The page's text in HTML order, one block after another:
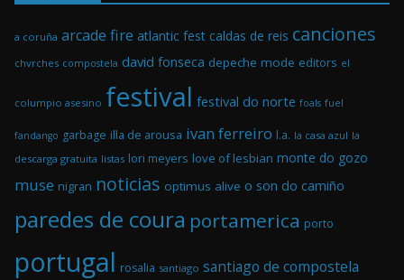
a coruña arcade fire atlantic fest caldas de reis canciones
chvrches compostela david fonseca depeche mode editors el
columpio asesino festival festival do norte foals fuel
fandango garbage illa de arousa ivan ferreiro l.a. la casa azul la
descarga gratuita listas lori meyers love of lesbian monte do gozo
muse nigran noticias optimus alive o son do camiño
paredes de coura portamerica porto
portugal rosalia santiago santiago de compostela